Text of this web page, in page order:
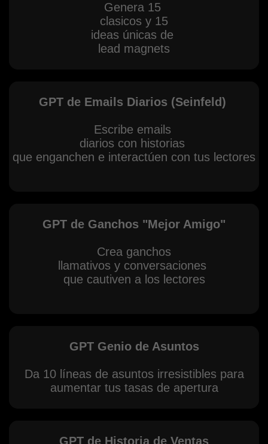
Genera 15
clasicos y 15
ideas únicas de
lead magnets
GPT de Emails Diarios (Seinfeld)
Escribe emails
diarios con historias
que enganchen e interactúen con tus lectores
GPT de Ganchos "Mejor Amigo"
Crea ganchos
llamativos y conversaciones
que cautiven a los lectores
GPT Genio de Asuntos
Da 10 líneas de asuntos irresistibles para
aumentar tus tasas de apertura
GPT de Historia de Ventas